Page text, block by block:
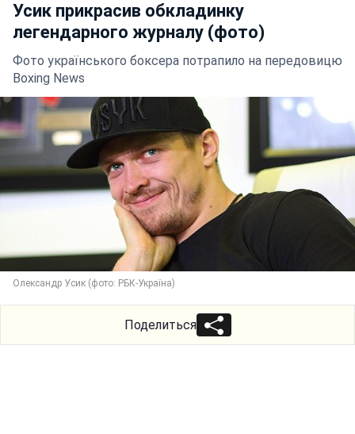
Усик прикрасив обкладинку
легендарного журналу (фото)
Фото українського боксера потрапило на передовицю
Boxing News
Олександр Усик (фото: РБК-Україна)
Поделиться